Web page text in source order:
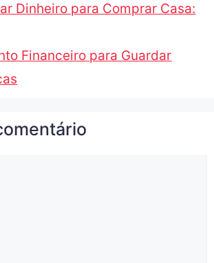
Dinheiro para Comprar Casa:
Financeiro para Guardar